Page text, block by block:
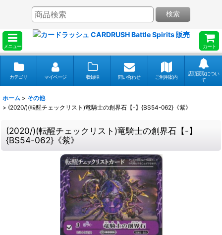
メニュー カート
検索
カテゴリ マイページ 収録弾 問い合わせ ご利用案内
店頭受取につい
て
ホーム > その他
> (2020/)(転醒チェックリスト)竜騎士の創界石【-】{BS54-062}《紫》
(2020/)(転醒チェックリスト)竜騎士の創界石【-】
{BS54-062}《紫》